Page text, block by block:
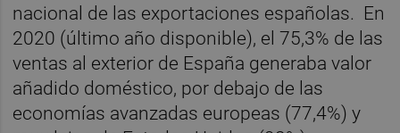
nacional de las exportaciones españolas. En
2020 (último año disponible), el 75,3% de las
ventas al exterior de España generaba valor
añadido doméstico, por debajo de las
economías avanzadas europeas (77,4%) y